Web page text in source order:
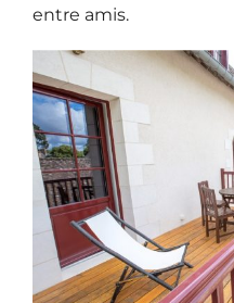
entre amis.